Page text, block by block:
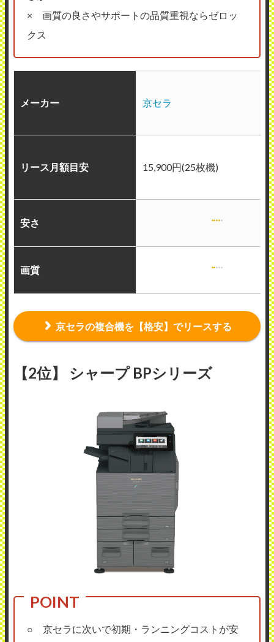
× 画質の良さやサポートの品質重視ならゼロッ
クス
メーカー 京セラ
リース月額目安 15,900円(25枚機)
安さ
画質
京セラの複合機を【格安】でリースする
【2位】 シャープ BPシリーズ
○ 京セラに次いで初期・ランニングコストが安